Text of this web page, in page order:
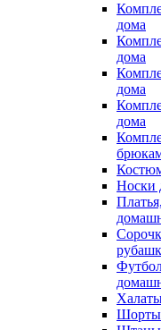
дома
дома
дома
дома
Носки
Шорты